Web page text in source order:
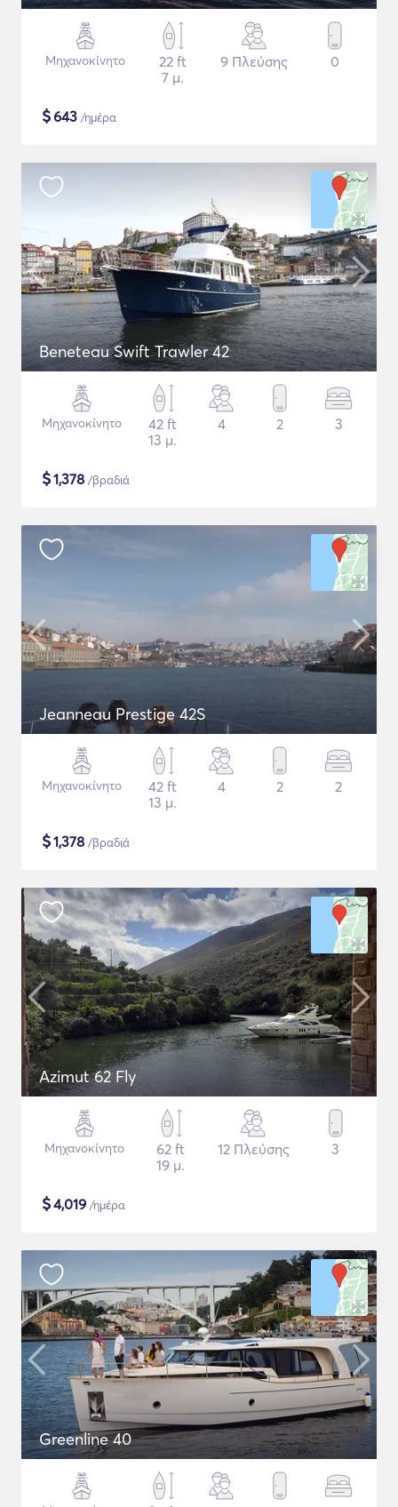
Μηχανοκίνητο
22 ft
7 μ.
9 Πλεύσης 0
$643 /ημέρα
Beneteau Swift Trawler 42
Μηχανοκίνητο
42 ft
13 μ.
4 2 3
$1,378 /βραδιά
Jeanneau Prestige 42S
Μηχανοκίνητο
42 ft
13 μ.
4 2 2
$1,378 /βραδιά
Azimut 62 Fly
Μηχανοκίνητο
62 ft
19 μ.
12 Πλεύσης 3
$4,019 /ημέρα
Greenline 40